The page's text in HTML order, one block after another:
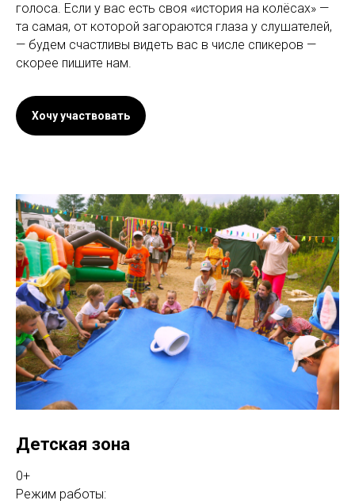
голоса. Если у вас есть своя «история на колёсах» —
та самая, от которой загораются глаза у слушателей,
— будем счастливы видеть вас в числе спикеров —
скорее пишите нам.
Хочу участвовать
Детская зона
0+
Режим работы: